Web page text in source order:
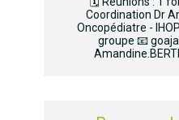
Coordination Dr
Oncopédiatre -
groupe 📧